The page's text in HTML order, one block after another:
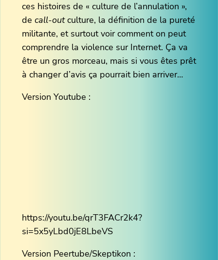
ces histoires de « culture de l’annulation »,
de call-outculture, la définition de la pureté
militante, et surtout voir comment on peut
comprendre la violence sur Internet. Ça va
être un gros morceau, mais si vous êtes prêt
à changer d’avis ça pourrait bien arriver…
Version Youtube :
https://youtu.be/qrT3FACr2k4?
si=5x5yLbd0jE8LbeVS
Version Peertube/Skeptikon :